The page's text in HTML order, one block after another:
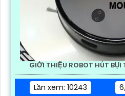
GIỚI THIỆU ROBOT HÚT
Lần xem: 10243